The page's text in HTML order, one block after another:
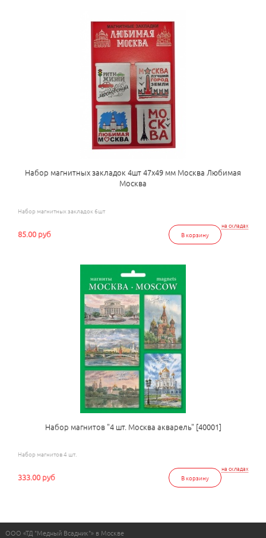
Набор магнитных закладок 4шт 47х49 мм Москва Любимая
Москва
Набор магнитных закладок 6шт
на складах
В корзину
85.00 руб
Набор магнитов "4 шт. Москва акварель" [40001]
Набор магнитов 4 шт.
на складах
В корзину
333.00 руб
ООО «ТД "Медный Всадник"» в Москве